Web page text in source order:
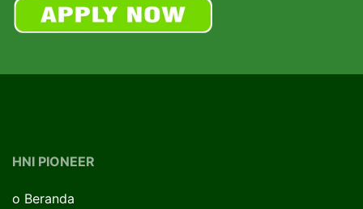
HNI PIONEER
o Beranda